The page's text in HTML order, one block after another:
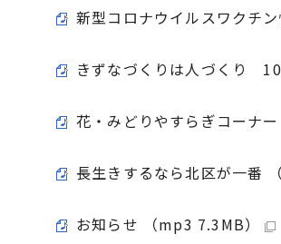
新型コロナウイルスワクチ
きずなづくりは人づくり
花・みどりやすらぎコーナ
長生きするなら北区が一番
お知らせ （mp3 7.3MB）